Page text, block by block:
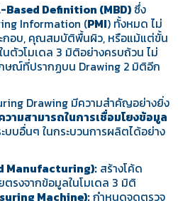
Based Definition (MBD)ซึ่ง
Information (PMI) ทั้งหมด ไม่
ะกอบ, คุณสมบัติพื้นผิว, หรือแม้แต่ขั้น
นตัวโมเดล 3 มิติอย่างครบถ้วน ไม่
ษณ์ที่ปรากฏบน Drawing 2 มิติอีก
Drawing มีความสำคัญอย่างยิ่ง
วามสามารถในการเชื่อมโยงข้อมูล
บบอื่นๆ ในกระบวนการผลิตได้อย่าง
Manufacturing): สร้างโค้ด
ตรงจากข้อมูลในโมเดล 3 มิติ
Machine):กำหนดจุดตรวจ